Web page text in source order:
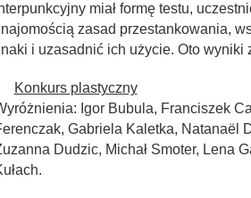
miał formę testu,
zasad przestankowania,
i uzasadnić ich użycie. Oto wyniki
Konkurs plastyczny
Igor Bubula, Franciszek
Gabriela Kaletka, Natanaël
Dudzic, Michał Smoter, Lena